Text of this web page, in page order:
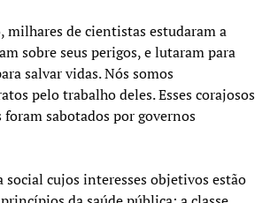
milhares de cientistas estudaram a
sobre seus perigos, e lutaram para
salvar vidas. Nós somos
pelo trabalho deles. Esses corajosos
sabotados por governos
social cujos interesses objetivos estão